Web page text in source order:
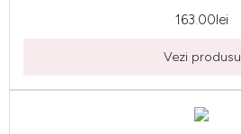
163.00lei
Vezi